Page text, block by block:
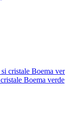
Boema verde